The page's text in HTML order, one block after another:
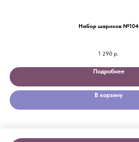
Набор шариков №104
1 290 р.
Подробнее
В корзину